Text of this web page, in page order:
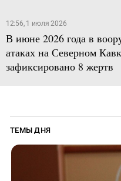
12:56, 1 июля 2026
В июне 2026 года в
атаках на Северном
зафиксировано 8 жертв
ТЕМЫ ДНЯ